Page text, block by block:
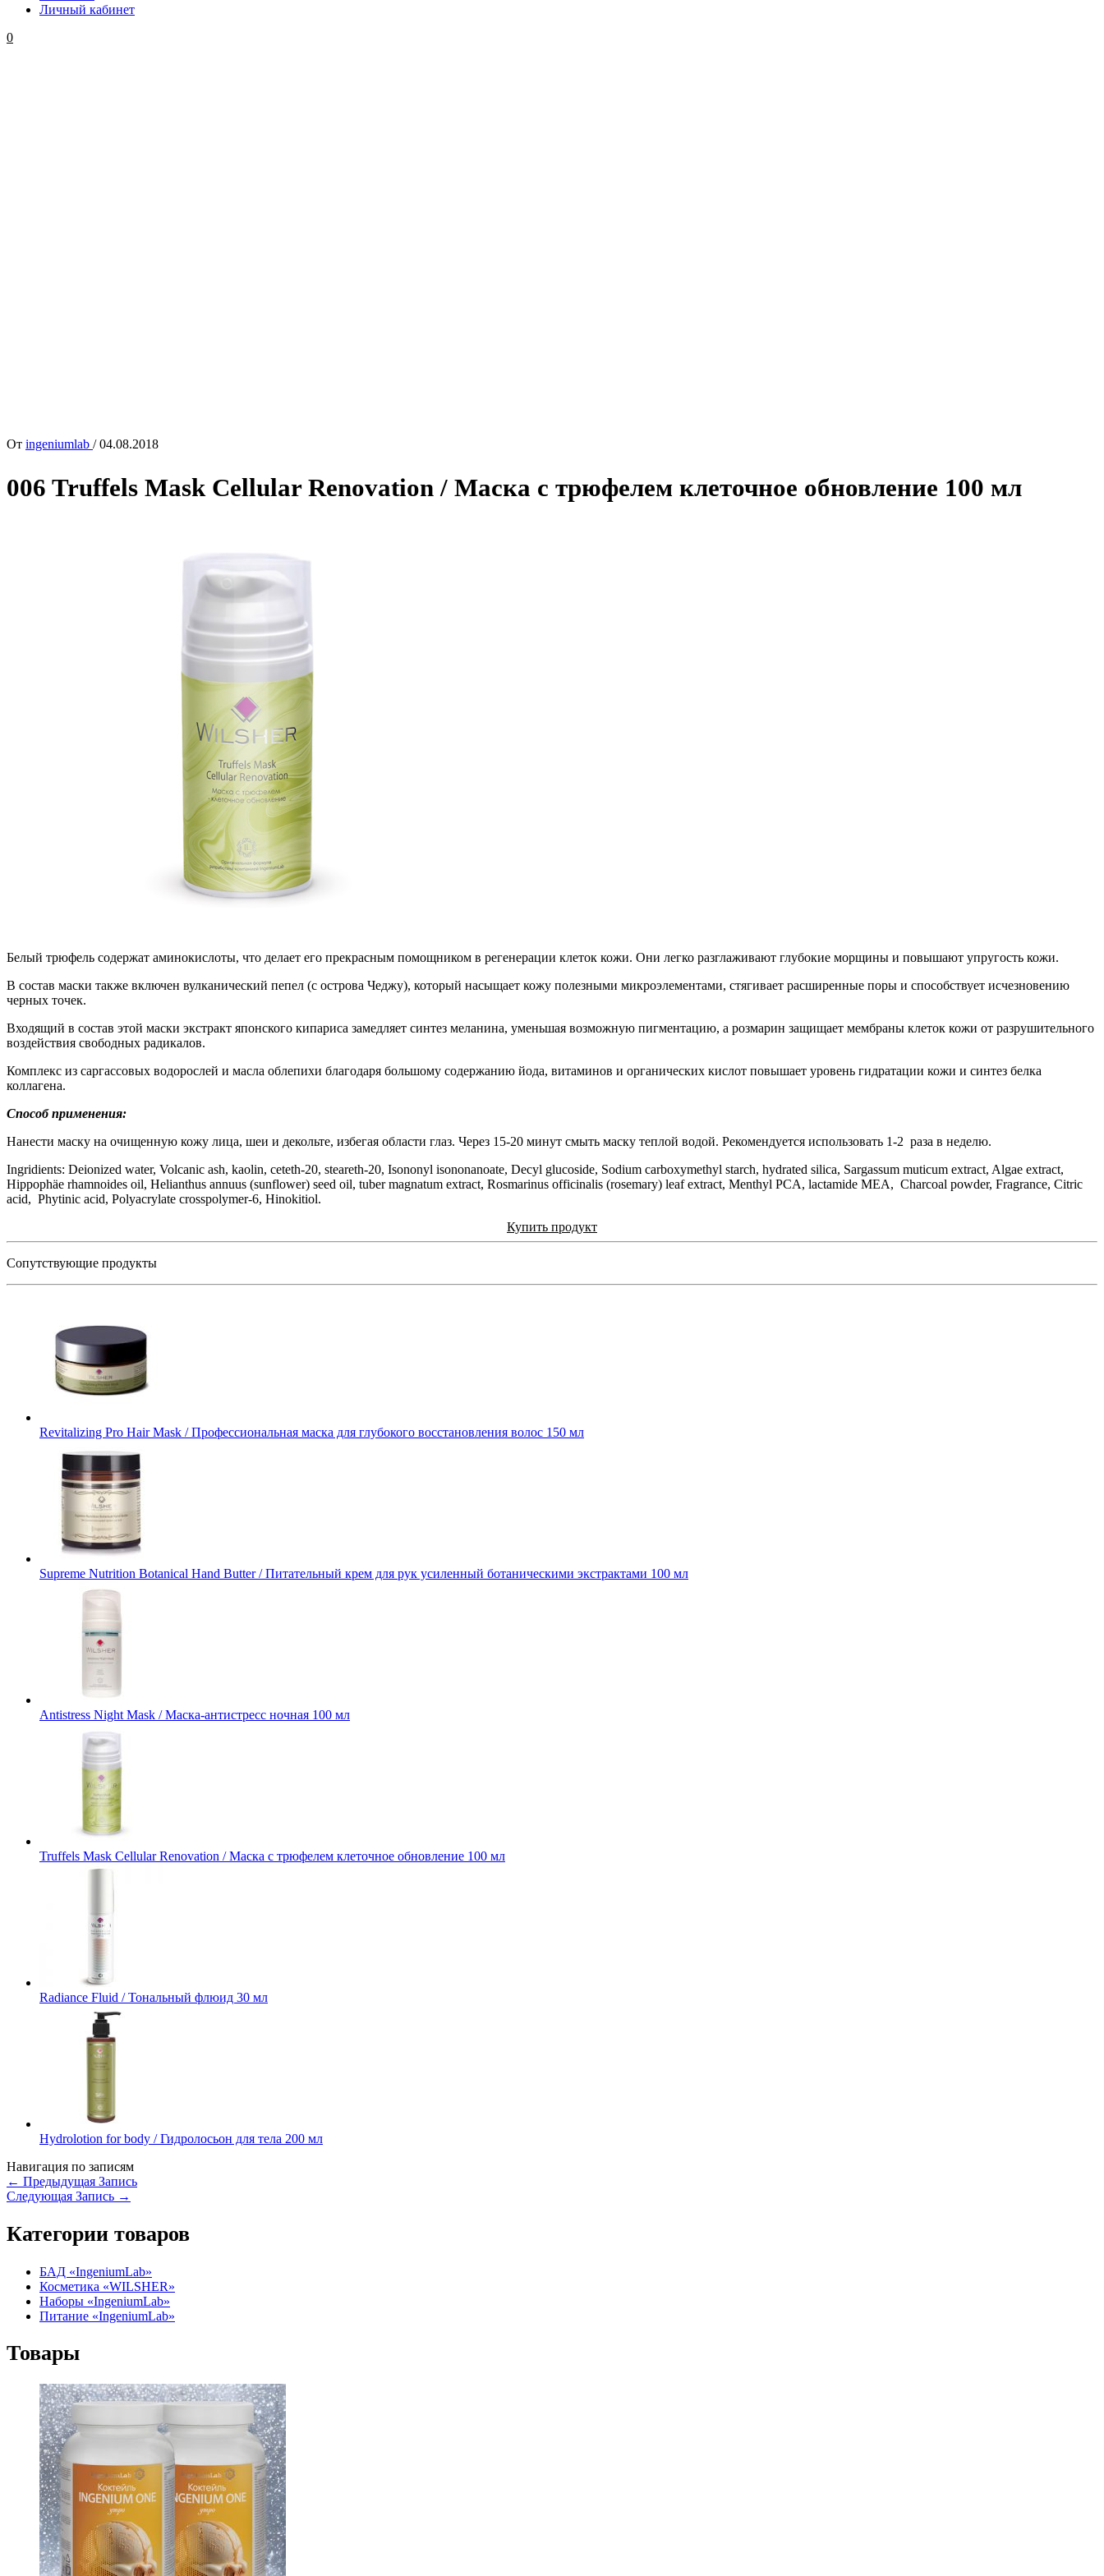
Личный кабинет
0
От ingeniumlab /04.08.2018
006 Truffels Mask Cellular Renovation / Маска с трюфелем клеточное обновление 100 мл
Белый трюфель содержат аминокислоты, что делает его прекрасным помощником в регенерации клеток кожи. Они легко разглаживают глубокие морщины и повышают упругость кожи.
В состав маски также включен вулканический пепел (с острова Чеджу), который насыщает кожу полезными микроэлементами, стягивает расширенные поры и способствует исчезновению
черных точек.
Входящий в состав этой маски экстракт японского кипариса замедляет синтез меланина, уменьшая возможную пигментацию, а розмарин защищает мембраны клеток кожи от разрушительного
воздействия свободных радикалов.
Комплекс из саргассовых водорослей и масла облепихи благодаря большому содержанию йода, витаминов и органических кислот повышает уровень гидратации кожи и синтез белка
коллагена.
Способ применения:
Нанести маску на очищенную кожу лица, шеи и декольте, избегая области глаз. Через 15-20 минут смыть маску теплой водой. Рекомендуется использовать 1-2 раза в неделю.
Ingridients: Deionized water, Volcanic ash, kaolin, ceteth-20, steareth-20, Isononyl isononanoate, Decyl glucoside, Sodium carboxymethyl starch, hydrated silica, Sargassum muticum extract, Algae extract,
Hippophäe rhamnoides oil, Helianthus annuus (sunflower) seed oil, tuber magnatum extract, Rosmarinus officinalis (rosemary) leaf extract, Menthyl PCA, lactamide MEA, Charcoal powder, Fragrance, Citric
acid, Phytinic acid, Polyacrylate crosspolymer-6, Hinokitiol.
Купить продукт
Сопутствующие продукты
Revitalizing Pro Hair Mask / Профессиональная маска для глубокого восстановления волос 150 мл
Supreme Nutrition Botanical Hand Butter / Питательный крем для рук усиленный ботаническими экстрактами 100 мл
Antistress Night Mask / Маска-антистресс ночная 100 мл
Truffels Mask Cellular Renovation / Маска с трюфелем клеточное обновление 100 мл
Radiance Fluid / Тональный флюид 30 мл
Hydrolotion for body / Гидролосьон для тела 200 мл
Навигация по записям
← Предыдущая Запись
Следующая Запись →
Категории товаров
БАД «IngeniumLab»
Косметика «WILSHER»
Наборы «IngeniumLab»
Питание «IngeniumLab»
Товары